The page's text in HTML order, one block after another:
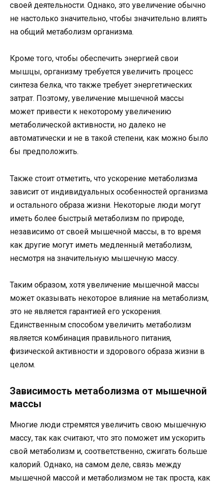
своей деятельности. Однако, это увеличение обычно
не настолько значительно, чтобы значительно влиять
на общий метаболизм организма.
Кроме того, чтобы обеспечить энергией свои
мышцы, организму требуется увеличить процесс
синтеза белка, что также требует энергетических
затрат. Поэтому, увеличение мышечной массы
может привести к некоторому увеличению
метаболической активности, но далеко не
автоматически и не в такой степени, как можно было
бы предположить.
Также стоит отметить, что ускорение метаболизма
зависит от индивидуальных особенностей организма
и остального образа жизни. Некоторые люди могут
иметь более быстрый метаболизм по природе,
независимо от своей мышечной массы, в то время
как другие могут иметь медленный метаболизм,
несмотря на значительную мышечную массу.
Таким образом, хотя увеличение мышечной массы
может оказывать некоторое влияние на метаболизм,
это не является гарантией его ускорения.
Единственным способом увеличить метаболизм
является комбинация правильного питания,
физической активности и здорового образа жизни в
целом.
Зависимость метаболизма от мышечной
массы
Многие люди стремятся увеличить свою мышечную
массу, так как считают, что это поможет им ускорить
свой метаболизм и, соответственно, сжигать больше
калорий. Однако, на самом деле, связь между
мышечной массой и метаболизмом не так проста, как